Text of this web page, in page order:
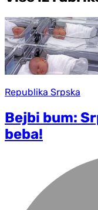
Republika Srpska
Bejbi bum:
beba!